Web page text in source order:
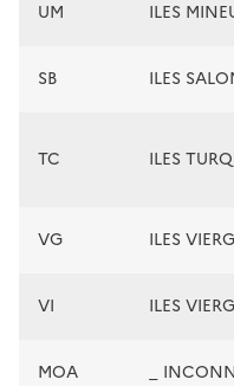
UM ILES
SB ILES
TC ILES
VG ILES
VI ILES
MOA _